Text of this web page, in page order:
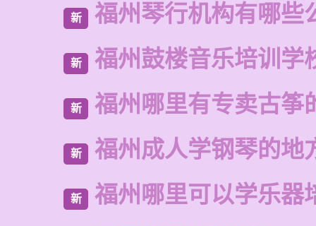
新 福州琴行机构有哪些
新 福州鼓楼音乐培训学
新 福州哪里有专卖古筝
新 福州成人学钢琴的地
新 福州哪里可以学乐器